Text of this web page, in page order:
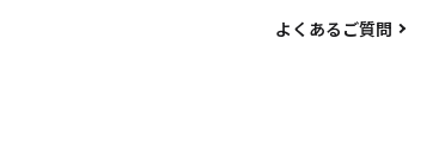
よくあるご質問